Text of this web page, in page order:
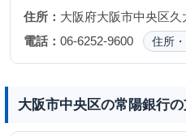
住所： 大阪府大阪市中央区久
電話： 06-6252-9600 住所
大阪市中央区の常陽銀行